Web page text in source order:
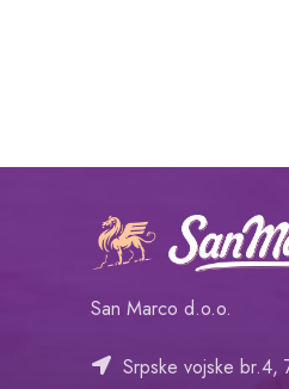
San Marco d.o.o.
Srpske vojske br.4,